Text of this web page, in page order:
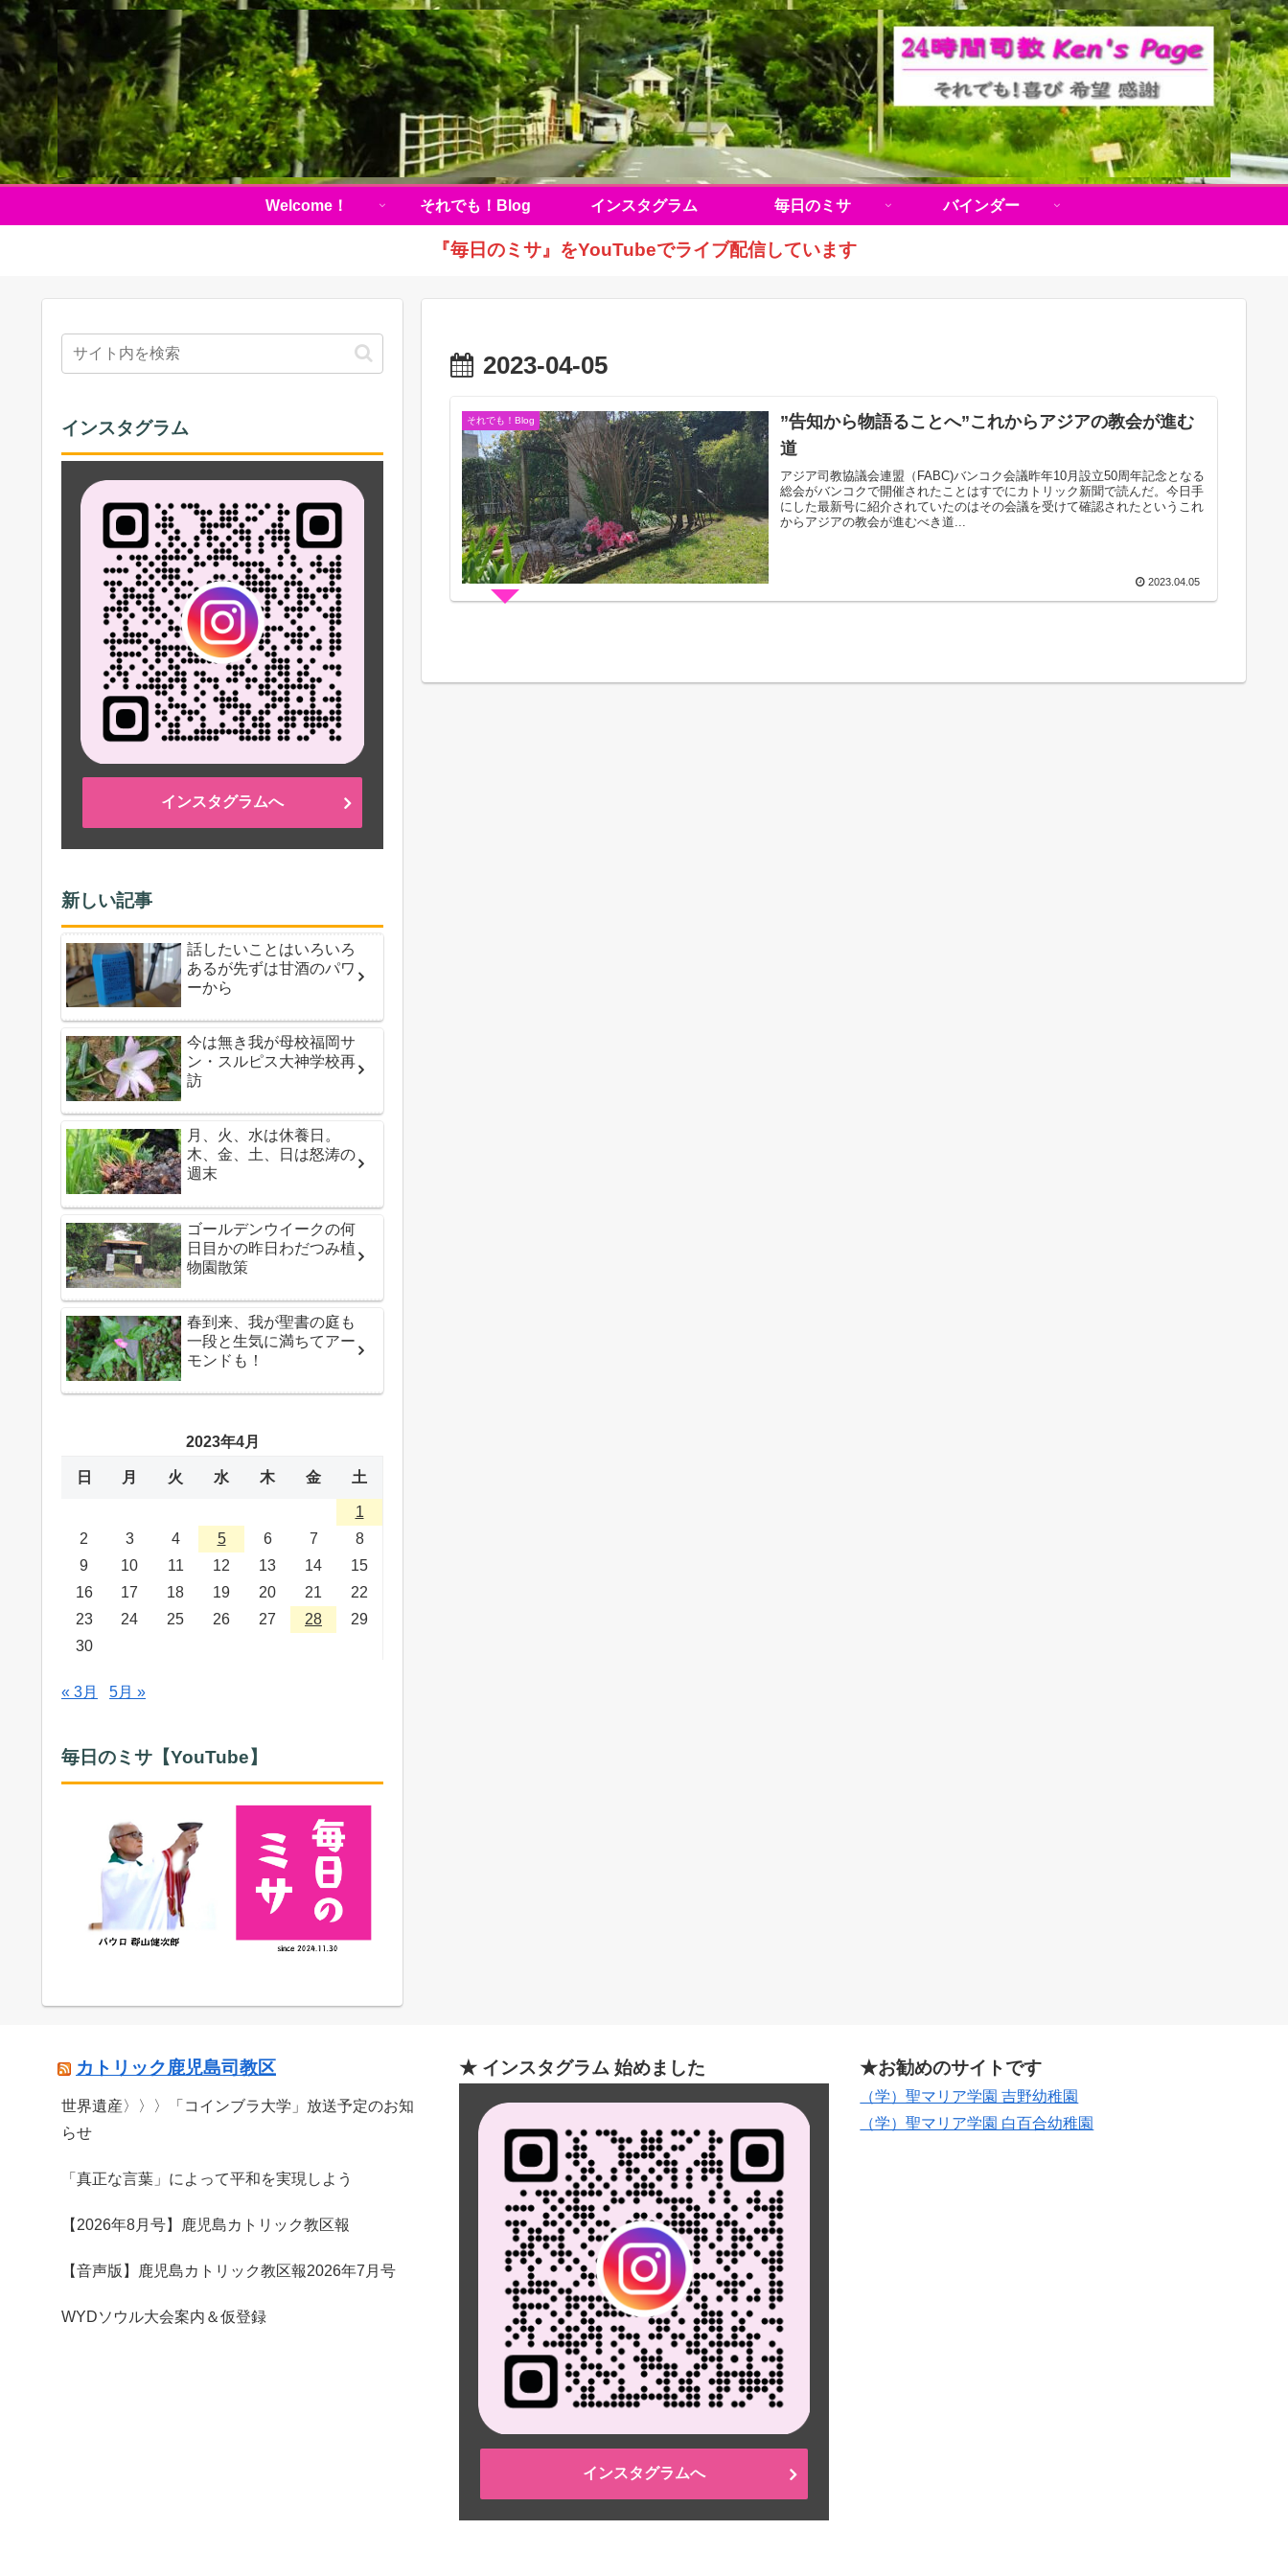
Welcome！ それでも！Blog インスタグラム 毎日のミサ バインダー
『毎日のミサ』をYouTubeでライブ配信しています
2023-04-05
それでも！Blog
”告知から物語ることへ”これからアジアの教会が進む
道
アジア司教協議会連盟（FABC)バンコク会議昨年10月設立50周年記念となる
総会がバンコクで開催されたことはすでにカトリック新聞で読んだ。今日手
にした最新号に紹介されていたのはその会議を受けて確認されたというこれ
からアジアの教会が進むべき道...
2023.04.05
インスタグラム
インスタグラムへ
新しい記事
話したいことはいろいろ
あるが先ずは甘酒のパワ
ーから
今は無き我が母校福岡サ
ン・スルピス大神学校再
訪
月、火、水は休養日。
木、金、土、日は怒涛の
週末
ゴールデンウイークの何
日目かの昨日わだつみ植
物園散策
春到来、我が聖書の庭も
一段と生気に満ちてアー
モンドも！
2023年4月
日 月 火 水 木 金 土
1
2
3 4 5 6 7
8
9
10 11 12 13 14
15
16
17 18 19 20 21
22
23
24 25 26 27 28
29
30
« 3月 5月 »
毎日のミサ【YouTube】
カトリック鹿児島司教区
世界遺産〉〉〉「コインブラ大学」放送予定のお知
らせ
「真正な言葉」によって平和を実現しよう
【2026年8月号】鹿児島カトリック教区報
【音声版】鹿児島カトリック教区報2026年7月号
WYDソウル大会案内＆仮登録
★ インスタグラム 始めました
インスタグラムへ
★お勧めのサイトです
（学）聖マリア学園 吉野幼稚園
（学）聖マリア学園 白百合幼稚園